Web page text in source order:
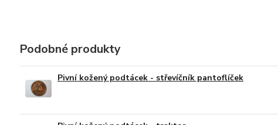
Podobné produkty
Pivní kožený podtácek - střevíčník pantoflíček